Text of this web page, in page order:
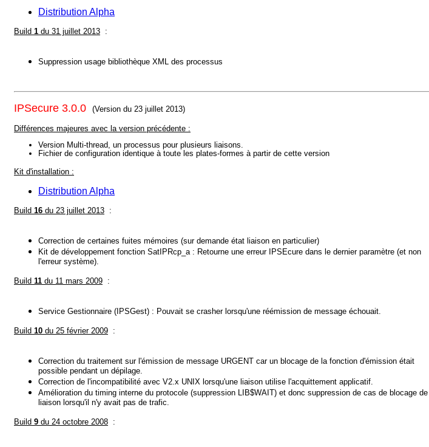
Distribution Alpha
Build 1 du 31 juillet 2013 :
Suppression usage bibliothèque XML des processus
IPSecure 3.0.0 (Version du 23 juillet 2013)
Différences majeures avec la version précédente :
Version Multi-thread, un processus pour plusieurs liaisons.
Fichier de configuration identique à toute les plates-formes à partir de cette version
Kit d'installation :
Distribution Alpha
Build 16 du 23 juillet 2013 :
Correction de certaines fuites mémoires (sur demande état liaison en particulier)
Kit de développement fonction SatIPRcp_a : Retourne une erreur IPSEcure dans le dernier paramètre (et non
l'erreur système).
Build 11 du 11 mars 2009 :
Service Gestionnaire (IPSGest) : Pouvait se crasher lorsqu'une réémission de message échouait.
Build 10 du 25 février 2009 :
Correction du traitement sur l'émission de message URGENT car un blocage de la fonction d'émission était
possible pendant un dépilage.
Correction de l'incompatibilité avec V2.x UNIX lorsqu'une liaison utilise l'acquittement applicatif.
Amélioration du timing interne du protocole (suppression LIB$WAIT) et donc suppression de cas de blocage de
liaison lorsqu'il n'y avait pas de trafic.
Build 9 du 24 octobre 2008 :